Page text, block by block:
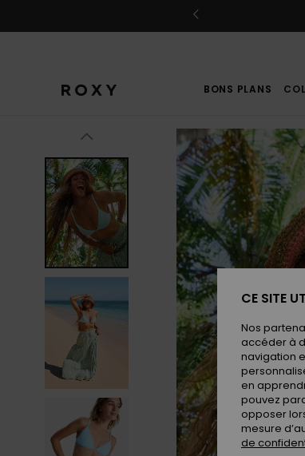
le
BONS PLANS
CE SITE
Nos
accéder à
navigation
en
pouvez
opposer
mesure
de